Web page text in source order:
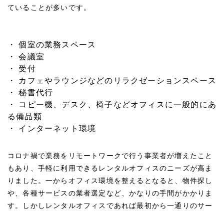
ていることが多いです。
・ 個室の業務スペース
・ 会議室
・ 受付
・ カフェやラウンジなどのリラクゼーションスペース
・ 秘書代行
・ コピー機、デスク、椅子などオフィスに一般的にあ
る備品類
・ インターネット環境
コロナ禍で業務をリモートワークで行う事業者が増えたこと
もあり、手軽に利用できるレンタルオフィスのニーズが高ま
りました。一からオフィス環境を整えるとなると、物件探し
や、各種サービスの業者選定など、かなりの手間がかかりま
す。しかしレンタルオフィスであれば最初から一通りのサー